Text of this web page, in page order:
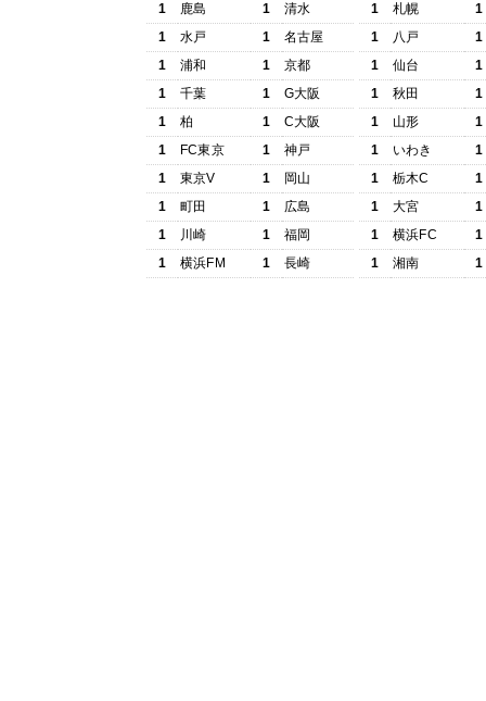
1 鹿島 1
清水
1
水戸 1
名古屋
1
浦和 1
京都
1
千葉 1
G大阪
1
柏 1
C大阪
1
FC東京 1
神戸
1
東京V 1
岡山
1
町田 1
広島
1
川崎 1
福岡
1
横浜FM 1 長崎
1 札幌
1
1
八戸
1
1
仙台
1
1
秋田
1
1
山形
1
1
いわき
1
1
栃木C
1
1
大宮
1
1
横浜FC
1
1
湘南 1